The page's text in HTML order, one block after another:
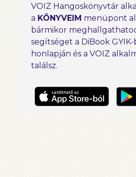
VOIZ Hangoskönyvtár
a KÖNYVEIM menüpont
bármikor
segítséget a DiBook GYIK-
honlapján és a VOIZ
találsz.